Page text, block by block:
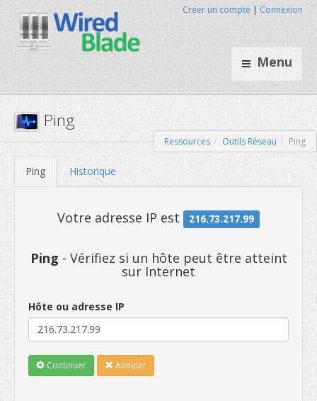
Menu
Créer un compte | Connexion
Ping
Ressources Outils Réseau Ping
Ping Historique
Ping - Vérifiez si un hôte peut être atteint
sur Internet
Hôte ou adresse IP
Continuer Annuler